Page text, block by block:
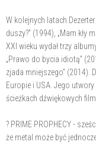
W kolejnych latach
duszy?” (1994), „Mam kły
XXI wieku wydał trzy
„Prawo do bycia idiotą”
zjada mniejszego” (2014).
Europie i USA. Jego
ścieżkach dźwiękowych
? PRIME PROPHECY -
że metal może być